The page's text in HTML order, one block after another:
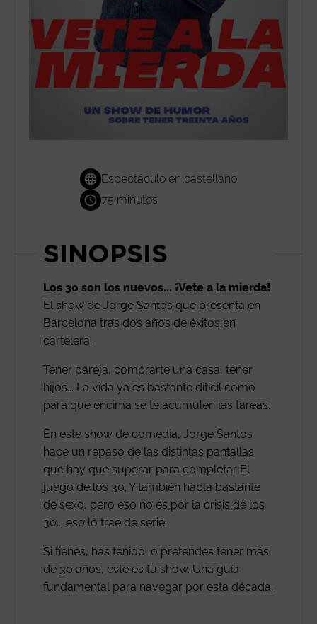
Espectáculo en castellano
75 minutos
SINOPSIS
Los 30 son los nuevos... ¡Vete a la mierda!
El show de Jorge Santos que presenta en
Barcelona tras dos años de éxitos en
cartelera.
Tener pareja, comprarte una casa, tener
hijos... La vida ya es bastante difícil como
para que encima se te acumulen las tareas.
En este show de comedia, Jorge Santos
hace un repaso de las distintas pantallas
que hay que superar para completar El
juego de los 30. Y también habla bastante
de sexo, pero eso no es por la crisis de los
30... eso lo trae de serie.
Si tienes, has tenido, o pretendes tener más
de 30 años, este es tu show. Una guía
fundamental para navegar por esta década.